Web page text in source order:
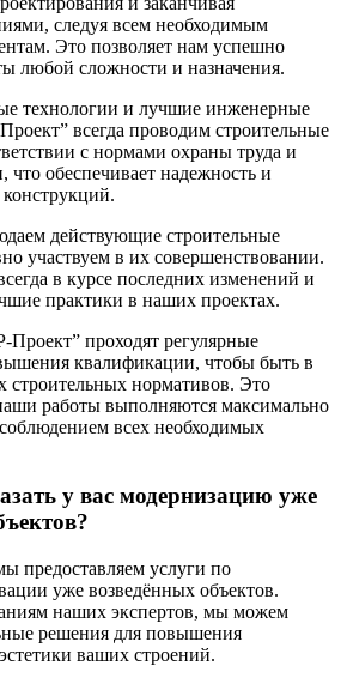
следуя всем необходимым
Это позволяет нам успешно
любой сложности и назначения.
технологии и лучшие инженерные
всегда проводим строительные
с нормами охраны труда и
что обеспечивает надежность и
действующие строительные
участвуем в их совершенствовании.
в курсе последних изменений и
практики в наших проектах.
проходят регулярные
квалификации, чтобы быть в
строительных нормативов. Это
работы выполняются максимально
всех необходимых
у вас модернизацию уже
предоставляем услуги по
уже возведённых объектов.
наших экспертов, мы можем
решения для повышения
ваших строений.